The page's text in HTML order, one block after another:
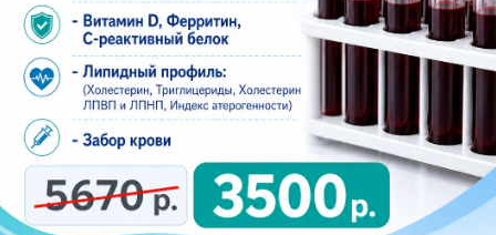
ПН-ПТ: 07:00 - 18:00
СБ: 08:00 - 18:00,
ВС: 08:00 - 13:00
ЗАПИСАТЬСЯ ОНЛАЙН
Контакты